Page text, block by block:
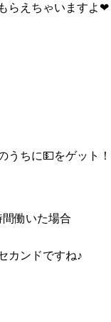
らえちゃいますよ❤︎
うちに💵をゲット！
間働いた場合
カンドですね♪